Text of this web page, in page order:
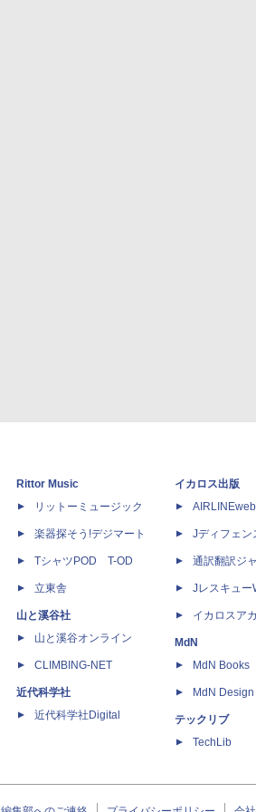
Rittor Music
リットーミュージック
楽器探そう!デジマート
TシャツPOD T-OD
立東舎
山と溪谷社
山と溪谷オンライン
CLIMBING-NET
近代科学社
近代科学社Digital
イカロス出版
AIRLINEweb
Jディフェン
通訳翻訳ジ
Jレスキュー
イカロスア
MdN
MdN Books
MdN
テックリブ
TechLib